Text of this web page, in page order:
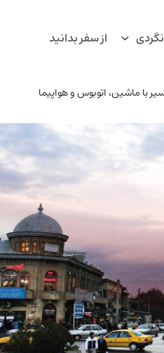
از سفر بدانید
با ماشین، اتوبوس و هواپیما